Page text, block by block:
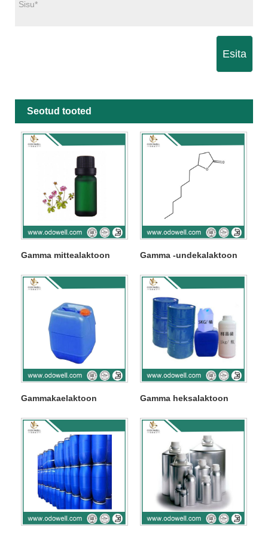
Esita
Seotud tooted
Gamma mittealaktoon Gamma -undekalaktoon
Gammakaelaktoon Gamma heksalaktoon